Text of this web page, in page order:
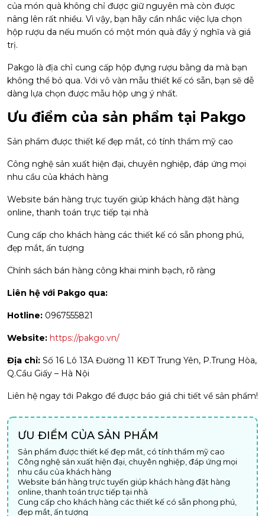
của món quà không chỉ được giữ nguyên mà còn được
nâng lên rất nhiều. Vì vậy, bạn hãy cần nhắc việc lựa chọn
hộp rượu da nếu muốn có một món quà đầy ý nghĩa và giá
trị.
Pakgo là địa chỉ cung cấp hộp đựng rượu bằng da mà bạn
không thể bỏ qua. Với vô vàn mẫu thiết kế có sẵn, bạn sẽ dễ
dàng lựa chọn được mẫu hộp ưng ý nhất.
Ưu điểm của sản phẩm tại Pakgo
Sản phẩm được thiết kế đẹp mắt, có tính thẩm mỹ cao
Công nghệ sản xuất hiện đại, chuyên nghiệp, đáp ứng mọi
nhu cầu của khách hàng
Website bán hàng trực tuyến giúp khách hàng đặt hàng
online, thanh toán trực tiếp tại nhà
Cung cấp cho khách hàng các thiết kế có sẵn phong phú,
đẹp mắt, ấn tượng
Chính sách bán hàng công khai minh bạch, rõ ràng
Liên hệ với Pakgo qua:
Hotline: 0967555821
Website: https://pakgo.vn/
Địa chỉ: Số 16 Lô 13A Đường 11 KĐT Trung Yên, P.Trung Hòa,
Q.Cầu Giấy – Hà Nội
Liên hệ ngay tới Pakgo để được báo giá chi tiết về sản phẩm!
ƯU ĐIỂM CỦA SẢN PHẨM
Sản phẩm được thiết kế đẹp mắt, có tính thẩm mỹ cao
Công nghệ sản xuất hiện đại, chuyên nghiệp, đáp ứng mọi
nhu cầu của khách hàng
Website bán hàng trực tuyến giúp khách hàng đặt hàng
online, thanh toán trực tiếp tại nhà
Cung cấp cho khách hàng các thiết kế có sẵn phong phú,
đẹp mắt, ấn tượng